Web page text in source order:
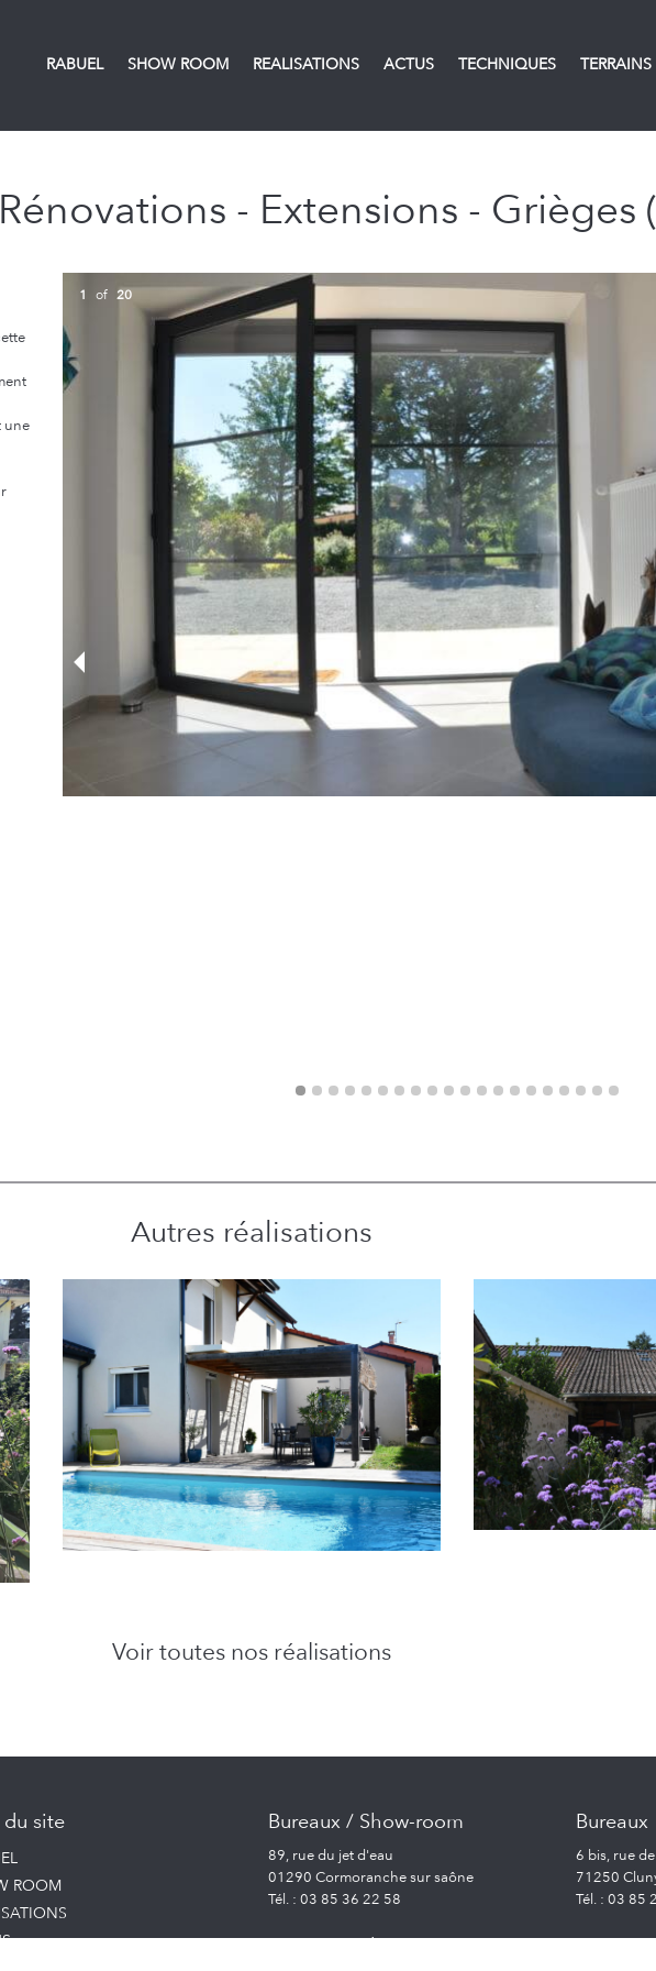
RABUEL SHOW ROOM REALISATIONS ACTUS TECHNIQUES TERRAINS
- Extensions - Grièges
une
1 of 20
Autres réalisations
Voir toutes nos réalisations
du site
ROOM
Bureaux / Show-room
89, rue du jet d'eau
01290 Cormoranche sur saône
Tél. : 03 85 36 22 58
Bureaux / Show-room
Bureaux
6 bis, rue
71250
Tél. : 03 85